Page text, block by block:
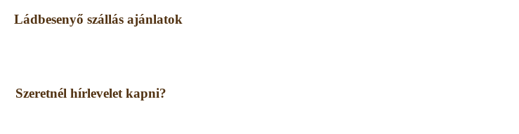
Ládbesenyő szállás ajánlatok
Szeretnél hírlevelet kapni?